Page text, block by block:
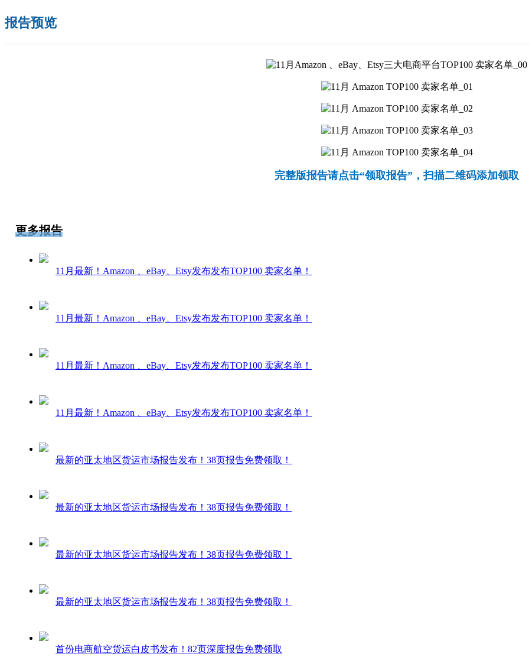
报告预览
完整版报告请点击“领取报告”，扫描二维码添加领取
更多报告
11月最新！Amazon 、eBay、Etsy发布发布TOP100 卖家名单！
11月最新！Amazon 、eBay、Etsy发布发布TOP100 卖家名单！
11月最新！Amazon 、eBay、Etsy发布发布TOP100 卖家名单！
11月最新！Amazon 、eBay、Etsy发布发布TOP100 卖家名单！
最新的亚太地区货运市场报告发布！38页报告免费领取！
最新的亚太地区货运市场报告发布！38页报告免费领取！
最新的亚太地区货运市场报告发布！38页报告免费领取！
最新的亚太地区货运市场报告发布！38页报告免费领取！
首份电商航空货运白皮书发布！82页深度报告免费领取